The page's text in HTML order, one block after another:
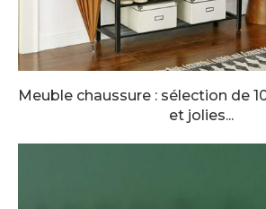
Meuble chaussure : sélection de
et jolies...